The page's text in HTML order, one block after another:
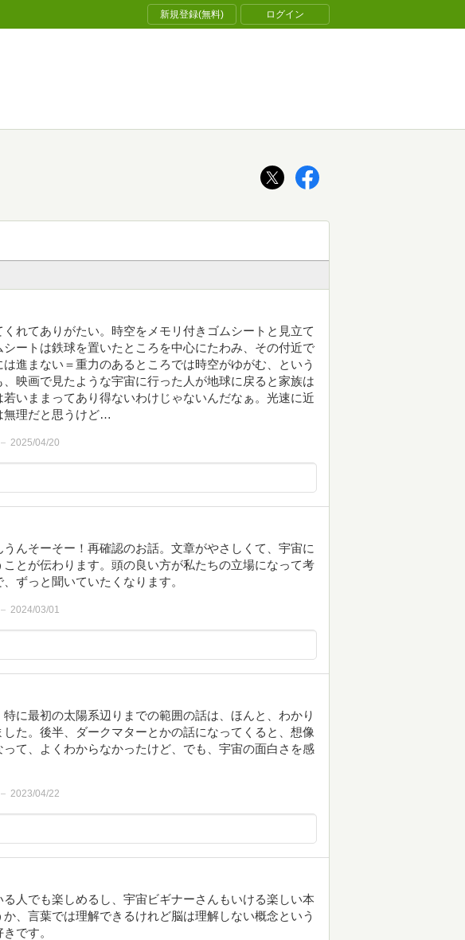
新規登録(無料) ログイン
れてありがたい。時空をメモリ付きゴムシートと見立て
ートは鉄球を置いたところを中心にたわみ、その付近で
進まない＝重力のあるところでは時空がゆがむ、という
映画で見たような宇宙に行った人が地球に戻ると家族は
いままってあり得ないわけじゃないんだなぁ。光速に近
無理だと思うけど…
2025/04/20
んそーそー！再確認のお話。文章がやさしくて、宇宙に
とが伝わります。頭の良い方が私たちの立場になって考
ずっと聞いていたくなります。
2024/03/01
に最初の太陽系辺りまでの範囲の話は、ほんと、わかり
た。後半、ダークマターとかの話になってくると、想像
て、よくわからなかったけど、でも、宇宙の面白さを感
2023/04/22
人でも楽しめるし、宇宙ビギナーさんもいける楽しい本
、言葉では理解できるけれど脳は理解しない概念という
です。